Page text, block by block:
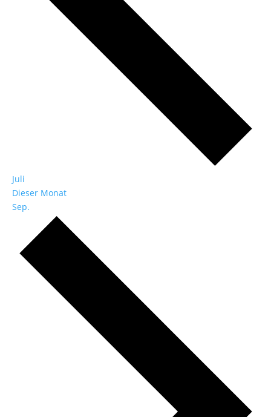
Juli
Dieser Monat
Sep.